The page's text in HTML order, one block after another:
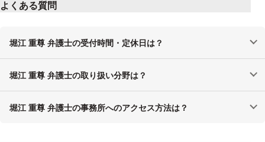
よくある質問
堀江 重尊 弁護士の受付時間・定休日は？
堀江 重尊 弁護士の取り扱い分野は？
堀江 重尊 弁護士の事務所へのアクセス方法は？